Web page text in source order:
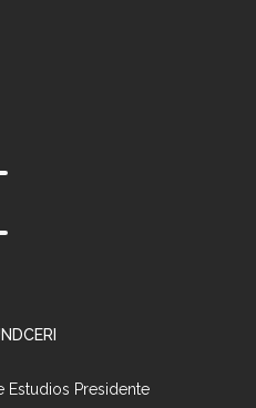
Estudios Presidente